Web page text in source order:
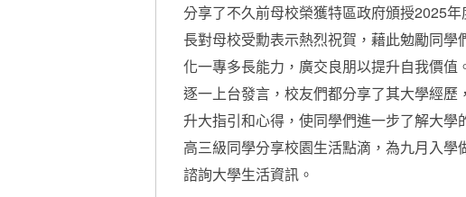
分享了不久前母校榮獲特區政府頒授2025
長對母校受勳表示熱烈祝賀，藉此勉勵同
化一專多長能力，廣交良朋以提升自我價
逐一上台發言，校友們都分享了其大學經
升大指引和心得，使同學們進一步了解大
高三級同學分享校園生活點滴，為九月入
諮詢大學生活資訊。